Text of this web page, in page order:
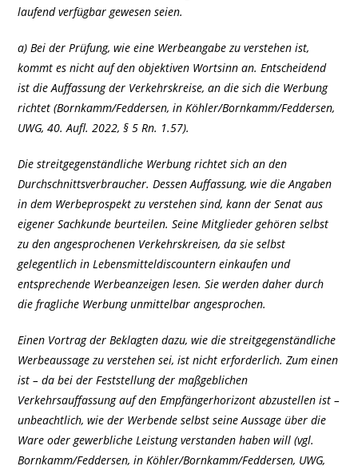
laufend verfügbar gewesen seien.
a) Bei der Prüfung, wie eine Werbeangabe zu verstehen ist,
kommt es nicht auf den objektiven Wortsinn an. Entscheidend
ist die Auffassung der Verkehrskreise, an die sich die Werbung
richtet (Bornkamm/Feddersen, in Köhler/Bornkamm/Feddersen,
UWG, 40. Aufl. 2022, § 5 Rn. 1.57).
Die streitgegenständliche Werbung richtet sich an den
Durchschnittsverbraucher. Dessen Auffassung, wie die Angaben
in dem Werbeprospekt zu verstehen sind, kann der Senat aus
eigener Sachkunde beurteilen. Seine Mitglieder gehören selbst
zu den angesprochenen Verkehrskreisen, da sie selbst
gelegentlich in Lebensmitteldiscountern einkaufen und
entsprechende Werbeanzeigen lesen. Sie werden daher durch
die fragliche Werbung unmittelbar angesprochen.
Einen Vortrag der Beklagten dazu, wie die streitgegenständliche
Werbeaussage zu verstehen sei, ist nicht erforderlich. Zum einen
ist – da bei der Feststellung der maßgeblichen
Verkehrsauffassung auf den Empfängerhorizont abzustellen ist –
unbeachtlich, wie der Werbende selbst seine Aussage über die
Ware oder gewerbliche Leistung verstanden haben will (vgl.
Bornkamm/Feddersen, in Köhler/Bornkamm/Feddersen, UWG,